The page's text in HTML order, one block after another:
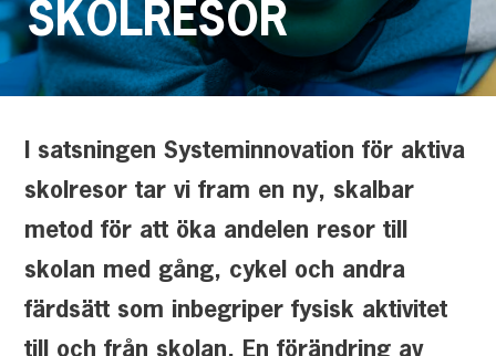
SKOLRESOR
I satsningen Systeminnovation för aktiva
skolresor tar vi fram en ny, skalbar
metod för att öka andelen resor till
skolan med gång, cykel och andra
färdsätt som inbegriper fysisk aktivitet
till och från skolan. En förändring av